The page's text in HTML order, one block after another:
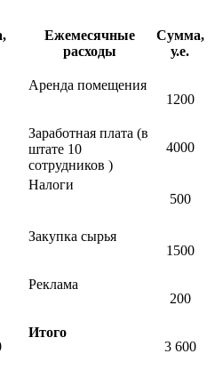
Ежемесячные
расходы
Сумма,
у.е.
Аренда помещения
1200
Заработная плата (в
штате 10
сотрудников )
4000
Налоги
500
Закупка сырья
1500
Реклама
200
Итого
3 600